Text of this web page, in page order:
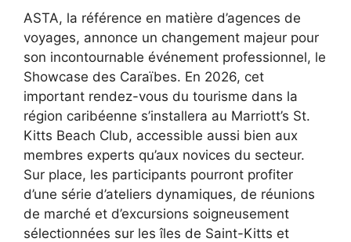
ASTA, la référence en matière d’agences de
voyages, annonce un changement majeur pour
son incontournable événement professionnel, le
Showcase des Caraïbes. En 2026, cet
important rendez-vous du tourisme dans la
région caribéenne s’installera au Marriott’s St.
Kitts Beach Club, accessible aussi bien aux
membres experts qu’aux novices du secteur.
Sur place, les participants pourront profiter
d’une série d’ateliers dynamiques, de réunions
de marché et d’excursions soigneusement
sélectionnées sur les îles de Saint-Kitts et